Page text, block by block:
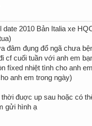
date 2010 Bản Italia xe
đâm đụng đổ ngã chưa
cf cuối tuần với anh em
fíxed nhiệt tình cho anh
anh em trong ngày)
đuợc up sau hoặc có
gửi hình ạ